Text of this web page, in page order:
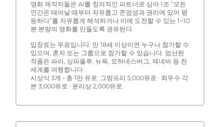
영화 제작자들은 AI를 창의적인 파트너로 삼아 1조 “모든
인간은 태어날 때부터 자유롭고 존엄성과 권리에 있어 평
등하다”를 자유롭게 해석하거나 이에 도전할 수 있는 1~10
분 분량의 영화를 만들도록 권유된다.
입장료는 무료입니다. 만 18세 이상이면 누구나 참가할 수
있으며, 혼자 또는 그룹으로 참가할 수 있습니다. 엄선된
작품은 파리, 상파울루, 뉴욕, 요하네스버그, 제네바 등 전
세계를 여행합니다.
시상식 3개 - 총 1만 유로: 그랑프리 5,000유로 · 최우수 각
본 3,000유로 · 윤리상 2,000유로.